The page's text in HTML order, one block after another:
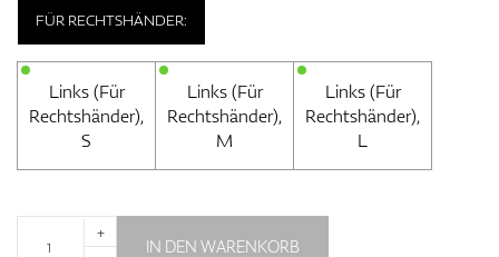
FÜR RECHTSHÄNDER:
Links (Für
Rechtshänder),
S
Links (Für
Rechtshänder),
M
Links (Für
Rechtshänder),
L
+
IN DEN WARENKORB